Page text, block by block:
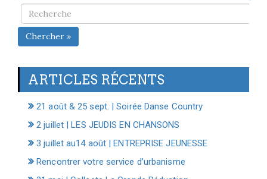
Chercher »
ARTICLES RÉCENTS
21 août & 25 sept. | Soirée Danse Country
2 juillet | LES JEUDIS EN CHANSONS
3 juillet au14 août | ENTREPRISE JEUNESSE
Rencontrer votre service d’urbanisme